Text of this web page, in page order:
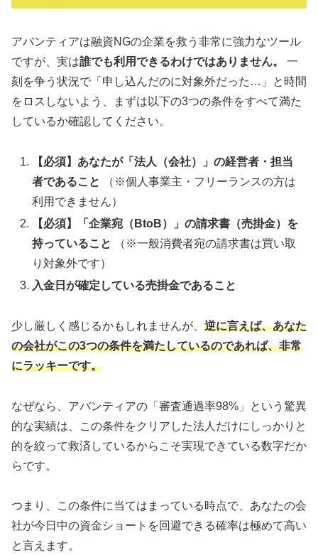
アバンティアは融資NGの企業を救う非常に強力なツール
ですが、実は誰でも利用できるわけではありません。
一
刻を争う状況で「申し込んだのに対象外だった…」と時間
をロスしないよう、まずは以下の3つの条件をすべて満た
しているか確認してください。
【必須】あなたが「法人（会社）」の経営者・担当
者であること
（※個人事業主・フリーランスの方は
利用できません）
【必須】「企業宛（BtoB）」の請求書（売掛金）を
持っていること
（※一般消費者宛の請求書は買い取
り対象外です）
入金日が確定している売掛金であること
少し厳しく感じるかもしれませんが、 逆に言えば、あなた
の会社がこの3つの条件を満たしているのであれば、非常
にラッキーです。
なぜなら、アバンティアの「審査通過率98%」という驚異
的な実績は、この条件をクリアした法人だけにしっかりと
的を絞って救済しているからこそ実現できている数字だか
らです。
つまり、この条件に当てはまっている時点で、あなたの会
社が今日中の資金ショートを回避できる確率は極めて高い
と言えます。